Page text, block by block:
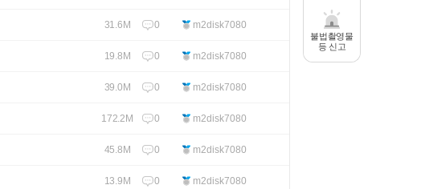
불법촬영물
등 신고
31.6M 0 m2disk7080
19.8M 0 m2disk7080
39.0M 0 m2disk7080
172.2M 0 m2disk7080
45.8M 0 m2disk7080
13.9M 0 m2disk7080